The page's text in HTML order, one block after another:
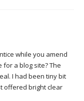
while you amend
a blog site? The
I had been tiny bit
offered bright clear